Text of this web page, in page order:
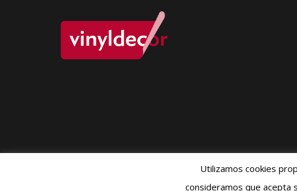
Utilizamos cookies
consideramos que acepta